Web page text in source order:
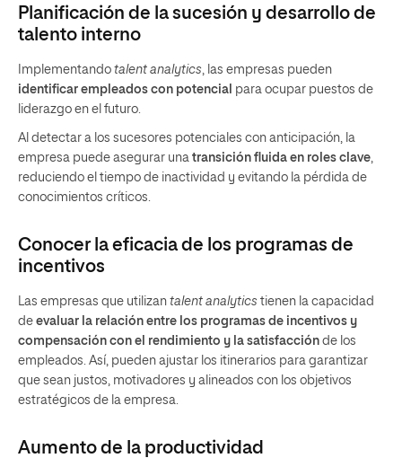
Planificación de la sucesión y desarrollo de
talento interno
Implementando talent analytics, las empresas pueden
identificar empleados con potencial para ocupar puestos de
liderazgo en el futuro.
Al detectar a los sucesores potenciales con anticipación, la
empresa puede asegurar una transición fluida en roles clave,
reduciendo el tiempo de inactividad y evitando la pérdida de
conocimientos críticos.
Conocer la eficacia de los programas de
incentivos
Las empresas que utilizan talent analytics tienen la capacidad
de evaluar la relación entre los programas de incentivos y
compensación con el rendimiento y la satisfacción de los
empleados. Así, pueden ajustar los itinerarios para garantizar
que sean justos, motivadores y alineados con los objetivos
estratégicos de la empresa.
Aumento de la productividad